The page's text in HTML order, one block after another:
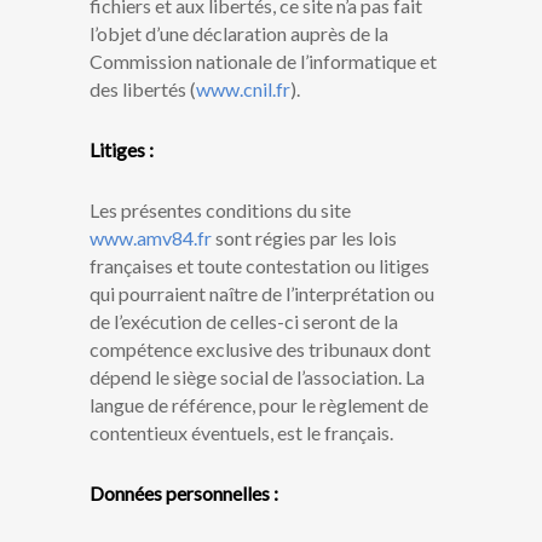
fichiers et aux libertés, ce site n’a pas fait
l’objet d’une déclaration auprès de la
Commission nationale de l’informatique et
des libertés (www.cnil.fr).
Litiges :
Les présentes conditions du site
www.amv84.frsont régies par les lois
françaises et toute contestation ou litiges
qui pourraient naître de l’interprétation ou
de l’exécution de celles-ci seront de la
compétence exclusive des tribunaux dont
dépend le siège social de l’association. La
langue de référence, pour le règlement de
contentieux éventuels, est le français.
Données personnelles :